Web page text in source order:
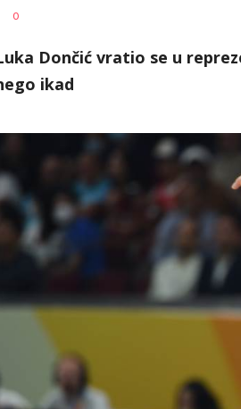
AUTOR
0
Dončić vratio se u
ikad